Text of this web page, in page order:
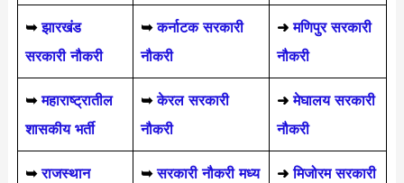
➥ झारखंड
सरकारी नौकरी
➥ कर्नाटक सरकारी
नौकरी
➜ मणिपुर सरकारी
नौकरी
➥ महाराष्ट्रातील
शासकीय भर्ती
➥ केरल सरकारी
नौकरी
➜ मेघालय सरकारी
नौकरी
➥ राजस्थान
➥सरकारी नौकरी मध्य
➜मिजोरम सरकारी